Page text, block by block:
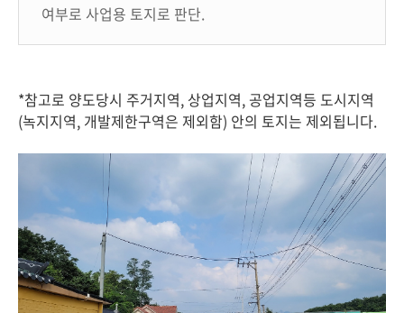
여부로 사업용 토지로 판단.
*참고로 양도당시 주거지역, 상업지역, 공업지역등 도시지역
(녹지지역, 개발제한구역은 제외함) 안의 토지는 제외됩니다.